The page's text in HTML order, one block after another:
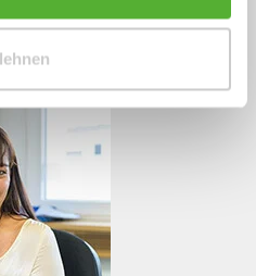
und Fr, 09:00 - 13:00 Uhr